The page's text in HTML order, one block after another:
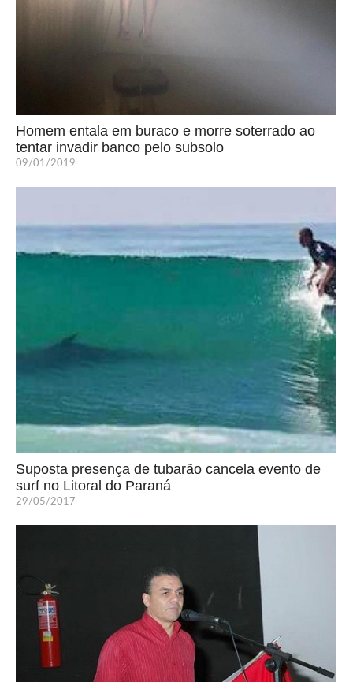
Homem entala em buraco e morre soterrado ao
tentar invadir banco pelo subsolo
09/01/2019
Suposta presença de tubarão cancela evento de
surf no Litoral do Paraná
29/05/2017